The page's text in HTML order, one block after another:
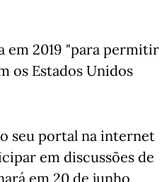
em 2019 "para permitir
os Estados Unidos
seu portal na internet
em discussões de
em 20 de junho.